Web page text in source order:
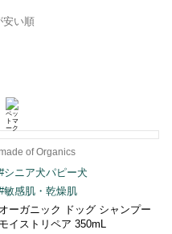
安い順
of Organics
シニア犬パピー犬
敏感肌・乾燥肌
オーガニック ドッグ シャンプー
モイストリペア 350mL